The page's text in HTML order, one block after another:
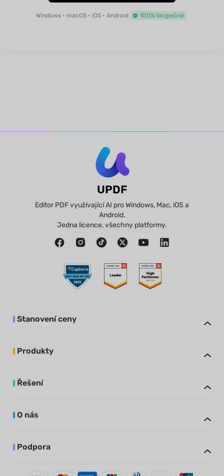
Windows • macOS • iOS • Android 100% bezpečné
UPDF
Editor PDF využívající AI pro Windows, Mac, iOS a
Android.
Jedna licence, všechny platformy.
Stanovení ceny
Produkty
Řešení
O nás
Podpora